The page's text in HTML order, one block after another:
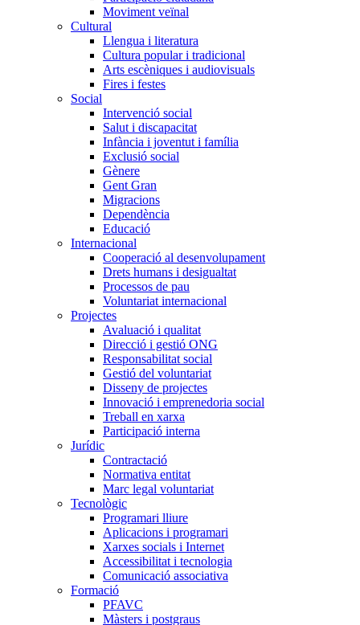
Moviment veïnal
Cultural
Llengua i literatura
Cultura popular i tradicional
Arts escèniques i audiovisuals
Fires i festes
Social
Intervenció social
Salut i discapacitat
Infància i joventut i família
Exclusió social
Gènere
Gent Gran
Migracions
Dependència
Educació
Internacional
Cooperació al desenvolupament
Drets humans i desigualtat
Processos de pau
Voluntariat internacional
Projectes
Avaluació i qualitat
Direcció i gestió ONG
Responsabilitat social
Gestió del voluntariat
Disseny de projectes
Innovació i emprenedoria social
Treball en xarxa
Participació interna
Jurídic
Contractació
Normativa entitat
Marc legal voluntariat
Tecnològic
Programari lliure
Aplicacions i programari
Xarxes socials i Internet
Accessibilitat i tecnologia
Comunicació associativa
Formació
PFAVC
Màsters i postgraus